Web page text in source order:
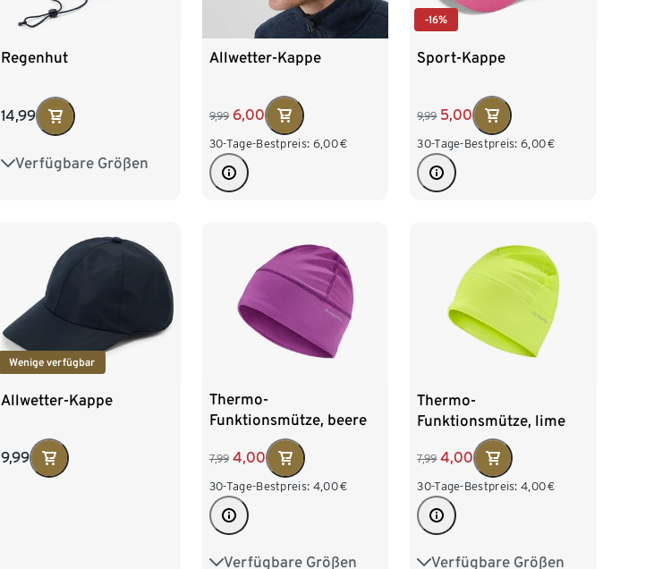
Regenhut
14,99
Verfügbare Größen
S/M L/XL
Allwetter-Kappe
9,99 6,00
30-Tage-Bestpreis: 6,00€
-16%
Sport-Kappe
9,99 5,00
30-Tage-Bestpreis: 6,00€
Wenige verfügbar
Allwetter-Kappe
9,99
Thermo-
Funktionsmütze, beere
7,99 4,00
30-Tage-Bestpreis: 4,00€
Verfügbare Größen
S/M L/XL
Thermo-
Funktionsmütze, lime
7,99 4,00
30-Tage-Bestpreis: 4,00€
Verfügbare Größen
S/M L/XL